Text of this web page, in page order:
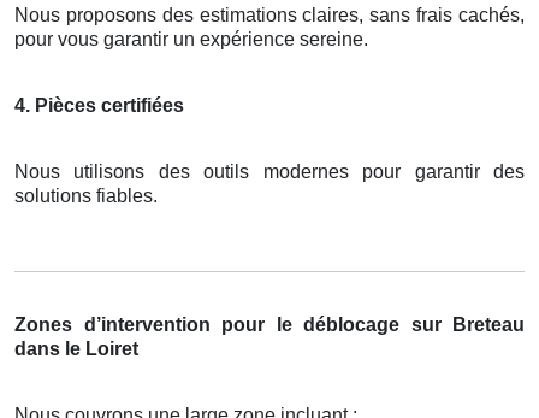
Nous proposons des estimations claires, sans frais cachés,
pour vous garantir un expérience sereine.
4. Pièces certifiées
Nous utilisons des outils modernes pour garantir des
solutions fiables.
Zones d’intervention pour le déblocage sur Breteau
dans le Loiret